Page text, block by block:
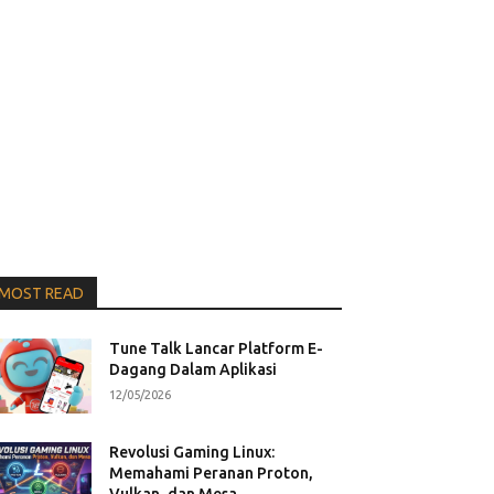
READ
Tune Talk Lancar Platform E-
Dagang Dalam Aplikasi
12/05/2026
Revolusi Gaming Linux:
Memahami Peranan Proton,